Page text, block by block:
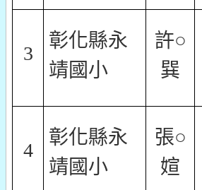
3
彰化縣永
靖國小
許○
巽
4
彰化縣永
靖國小
張○
媗